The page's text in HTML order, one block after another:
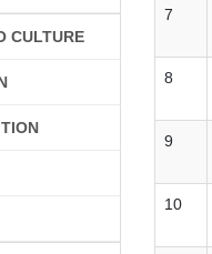
CULTURE
7
8
9
10